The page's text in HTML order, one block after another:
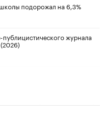
подорожал на 6,3%
журнала